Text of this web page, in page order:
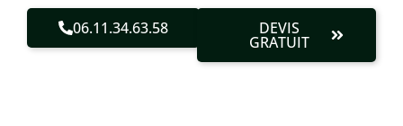
06.11.34.63.58 DEVIS
GRATUIT